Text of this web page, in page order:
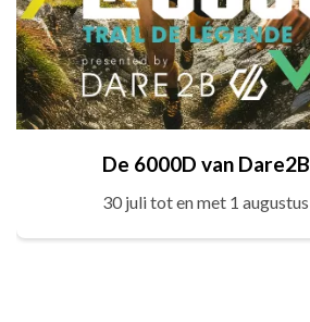
De 6000D van Dare2B
30 juli tot en met 1 augustus